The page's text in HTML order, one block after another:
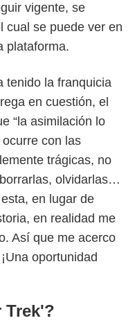
vigente, se
cual se puede ver en
plataforma.
tenido la franquicia
en cuestión, el
“la asimilación lo
con las
trágicas, no
olvidarlas…
en lugar de
en realidad me
Así que me acerco
oportunidad
Trek'?